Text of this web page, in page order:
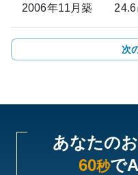
2006年11月築 24.6
次
あなたの
60秒で